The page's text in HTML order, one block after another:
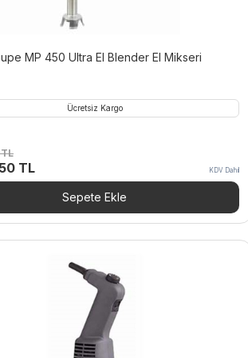
MP 450 Ultra El Blender El Mikseri
Ücretsiz Kargo
TL
TLŞu
andaki
fiyat:
36.307,50 TL.
KDV Dahil
Sepete Ekle